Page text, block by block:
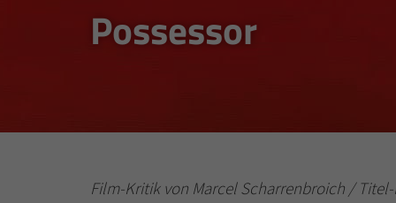
Possessor
Film-Kritik von Marcel Scharrenbroich /